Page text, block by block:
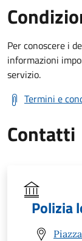
Per conoscere i
informazioni
servizio.
Termini e
Contatti
Polizia